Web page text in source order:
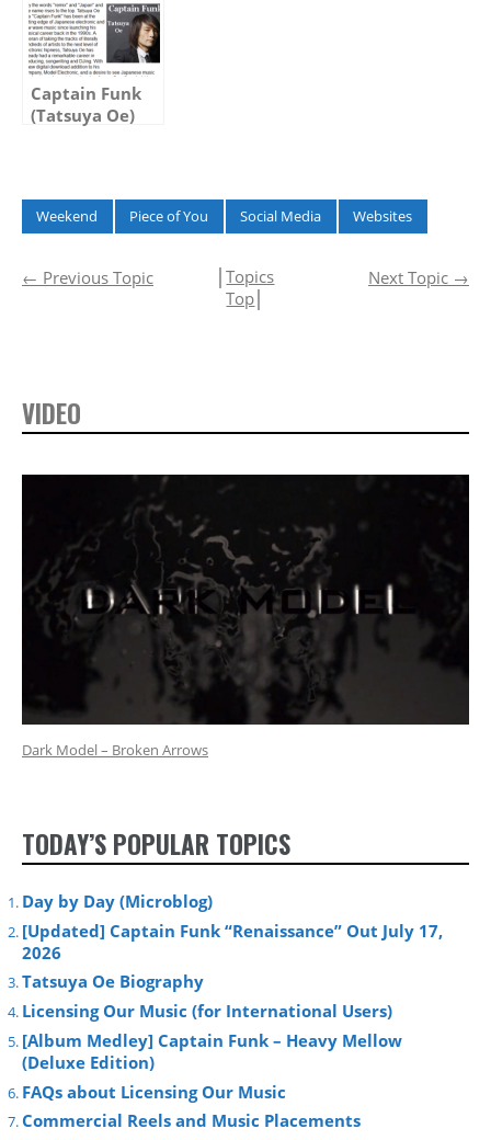
Captain Funk
(Tatsuya Oe)
Weekend Piece of You Social Media Websites
← Previous Topic │Topics
Top
Next Topic →
VIDEO
Dark Model – Broken Arrows
TODAY’S POPULAR TOPICS
Day by Day (Microblog)
[Updated] Captain Funk “Renaissance” Out July 17,
2026
Tatsuya Oe Biography
Licensing Our Music (for International Users)
[Album Medley] Captain Funk – Heavy Mellow
(Deluxe Edition)
FAQs about Licensing Our Music
Commercial Reels and Music Placements